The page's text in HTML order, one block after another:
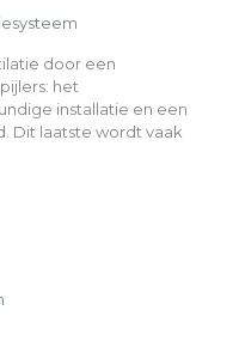
door een
het
installatie en een
. Dit laatste wordt vaak